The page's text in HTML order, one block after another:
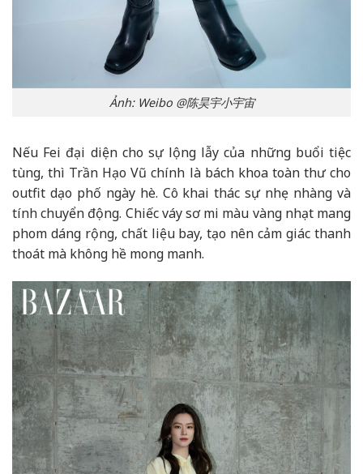
Ảnh: Weibo @陈昊宇小宇宙
Nếu Fei đại diện cho sự lộng lẫy của những buổi tiệc
tùng, thì Trần Hạo Vũ chính là bách khoa toàn thư cho
outfit dạo phố ngày hè. Cô khai thác sự nhẹ nhàng và
tính chuyển động. Chiếc váy sơ mi màu vàng nhạt mang
phom dáng rộng, chất liệu bay, tạo nên cảm giác thanh
thoát mà không hề mong manh.